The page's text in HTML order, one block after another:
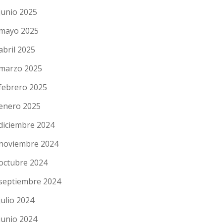
2025
2025
2025
2025
2025
2025
2024
2024
2024
2024
2024
2024